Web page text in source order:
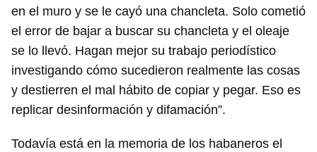
en el muro y se le cayó una chancleta. Solo cometió
el error de bajar a buscar su chancleta y el oleaje
se lo llevó. Hagan mejor su trabajo periodístico
investigando cómo sucedieron realmente las cosas
y destierren el mal hábito de copiar y pegar. Eso es
replicar desinformación y difamación”.
Todavía está en la memoria de los habaneros el